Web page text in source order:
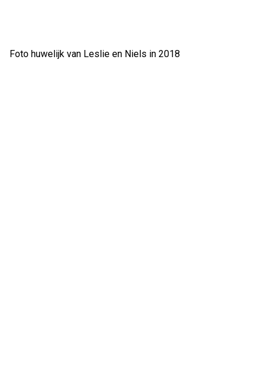
Foto huwelijk van Leslie en Niels in 2018